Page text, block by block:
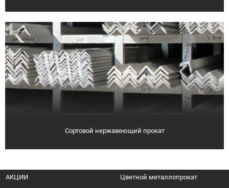
Сортовой нержавеющий прокат
АКЦИИ Цветной металлопрокат